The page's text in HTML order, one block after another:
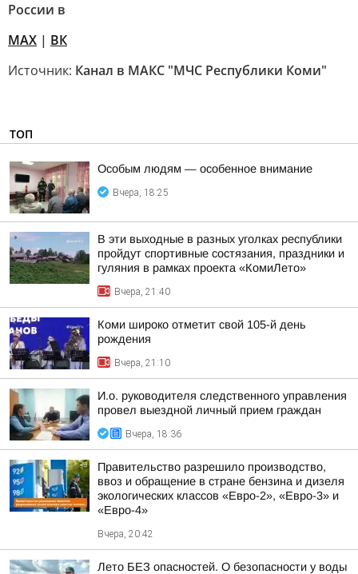
России в
MAX | ВК
Источник: Канал в МАКС "МЧС Республики Коми"
ТОП
Особым людям — особенное внимание
Вчера, 18:25
В эти выходные в разных уголках республики
пройдут спортивные состязания, праздники и
гуляния в рамках проекта «КомиЛето»
Вчера, 21:40
Коми широко отметит свой 105-й день
рождения
Вчера, 21:10
И.о. руководителя следственного управления
провел выездной личный прием граждан
Вчера, 18:36
Правительство разрешило производство,
ввоз и обращение в стране бензина и дизеля
экологических классов «Евро-2», «Евро-3» и
«Евро-4»
Вчера, 20:42
Лето БЕЗ опасностей. О безопасности у воды